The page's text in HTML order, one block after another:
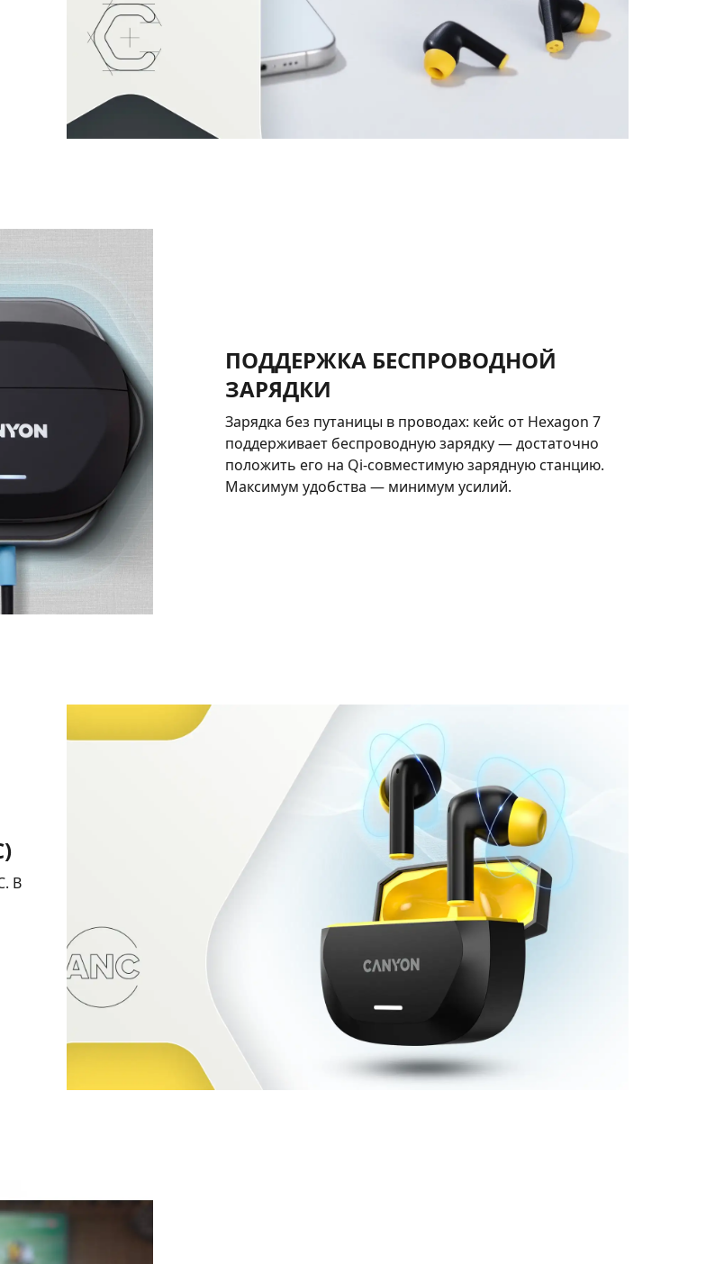
ПОДДЕРЖКА БЕСПРОВОДНОЙ
ЗАРЯДКИ
Зарядка без путаницы в проводах: кейс от Hexagon 7
поддерживает беспроводную зарядку — достаточно
положить его на Qi-совместимую зарядную станцию.
Максимум удобства — минимум усилий.
В